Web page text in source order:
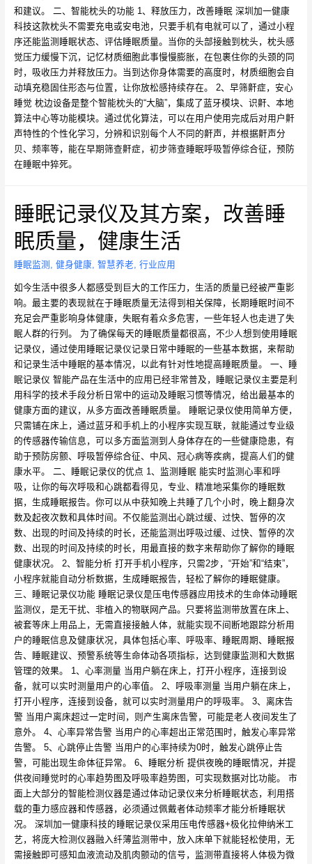
和建议。 二、智能枕头的功能 1、释放压力，改善睡眠 深圳加一健康
科技这款枕头不需要充电或安电池，只要手机有电就可以了，通过小程
序还能监测睡眠状态、评估睡眠质量。当你的头部接触到枕头，枕头感
觉压力缓慢下沉，记忆材质细胞此事慢慢膨胀，在包裹住你的头颈的同
时，吸收压力并释放压力。当到达你身体需要的高度时，材质细胞会自
动填充稳固住形态与位置，让你放松感持续存在。 2、早筛鼾症，安心
睡觉 枕边设备是整个智能枕头的“大脑”，集成了蓝牙模块、识鼾、本地
算法中心等功能模块。通过优化算法，可以在用户使用完成后对用户鼾
声特性的个性化学习，分辨和识别每个人不同的鼾声，并根据鼾声分
贝、频率等，能在早期筛查鼾症，初步筛查睡眠呼吸暂停综合征，预防
在睡眠中猝死。
睡眠记录仪及其方案，改善睡
眠质量，健康生活
睡眠监测 , 健身健康, 智慧养老, 行业应用
如今生活中很多人都感受到巨大的工作压力，生活的质量已经被严重影
响。最主要的表现就在于睡眠质量无法得到相关保障，长期睡眠时间不
充足会严重影响身体健康，失眠有着众多危害，一些年轻人也走进了失
眠人群的行列。 为了确保每天的睡眠质量都很高，不少人想到使用睡眠
记录仪，通过使用睡眠记录仪记录日常中睡眠的一些基本数据，来帮助
和记录生活中睡眠的基本情况，以此有针对性地提高睡眠质量。 一、睡
眠记录仪 智能产品在生活中的应用已经非常普及，睡眠记录仪主要是利
用科学的技术手段分析日常中的运动及睡眠习惯等情况，给出最基本的
健康方面的建议，从多方面改善睡眠质量。 睡眠记录仪使用简单方便，
只需铺在床上，通过蓝牙和手机上的小程序实现互联，就能通过专业级
的传感器传输信息，可以多方面监测到人身体存在的一些健康隐患，有
助于预防房颤、呼吸暂停综合征、中风、冠心病等疾病，提高人们的健
康水平。 二、睡眠记录仪的优点 1、监测睡眠 能实时监测心率和呼
吸，让你的每次呼吸和心跳都看得见，专业、精准地采集你的睡眠数
据，生成睡眠报告。你可以从中获知晚上共睡了几个小时，晚上翻身次
数及起夜次数和具体时间。不仅能监测出心跳过缓、过快、暂停的次
数、出现的时间及持续的时长，还能监测出呼吸过缓、过快、暂停的次
数、出现的时间及持续的时长，用最直接的数字来帮助你了解你的睡眠
健康状况。 2、智能分析 打开手机小程序，只需2步，“开始”和“结束”，
小程序就能自动分析数据，生成睡眠报告，轻松了解你的睡眠健康。
三、睡眠记录仪功能 睡眠记录仪是压电传感器应用技术的生命体动睡眠
监测仪，是无干扰、非植入的物联网产品。只要将监测带放置在床上、
被套等床上用品上，无需直接接触人体，就能实现不间断地跟踪分析用
户的睡眠信息及健康状况，具体包括心率、呼吸率、睡眠周期、睡眠报
告、睡眠建议、预警系统等生命体动各项指标，达到健康监测和大数据
管理的效果。 1、心率测量 当用户躺在床上，打开小程序，连接到设
备，就可以实时测量用户的心率值。 2、呼吸率测量 当用户躺在床上，
打开小程序，连接到设备，就可以实时测量用户的呼吸率。 3、离床告
警 当用户离床超过一定时间，则产生离床告警，可能是老人夜间发生了
意外。 4、心率异常告警 当用户的心率超出正常范围时，触发心率异常
告警。 5、心跳停止告警 当用户的心率持续为0时，触发心跳停止告
警，可能出现生命体征异常。 6、睡眠分析 提供夜晚的睡眠情况，并提
供夜间睡觉时的心率趋势图及呼吸率趋势图，可实现数据对比功能。 市
面上大部分的智能检测仪器是通过体动记录仪来分析睡眠状态，利用搭
载的重力感应器和传感器，必须通过佩戴者体动频率才能分析睡眠状
况。 深圳加一健康科技的睡眠记录仪采用压电传感器+极化拉伸纳米工
艺，将庞大检测仪器融入纤薄监测带中，放入床单下就能轻松使用，无
需接触即可感知血液流动及肌肉颤动的信号，监测带直接将人体极为微